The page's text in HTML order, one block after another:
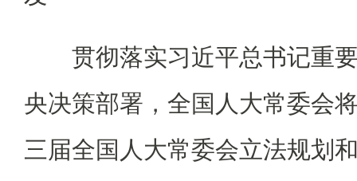
贯彻落实习近平总书记重
央决策部署，全国人大常委会
三届全国人大常委会立法规划